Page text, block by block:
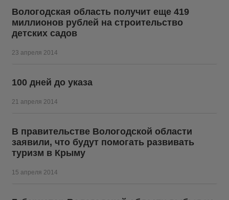
Вологодская область получит еще 419
миллионов рублей на строительство
детских садов
23 апреля 2014
100 дней до указа
21 апреля 2014
В правительстве Вологодской области
заявили, что будут помогать развивать
туризм в Крыму
15 апреля 2014